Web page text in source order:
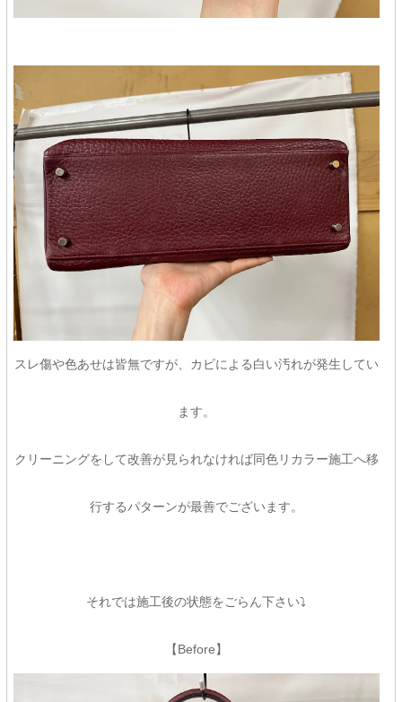
スレ傷や色あせは皆無ですが、カビによる白い汚れが発生してい
ます。
クリーニングをして改善が見られなければ同色リカラー施工へ移
行するパターンが最善でございます。
それでは施工後の状態をごらん下さい⤵
【Before】